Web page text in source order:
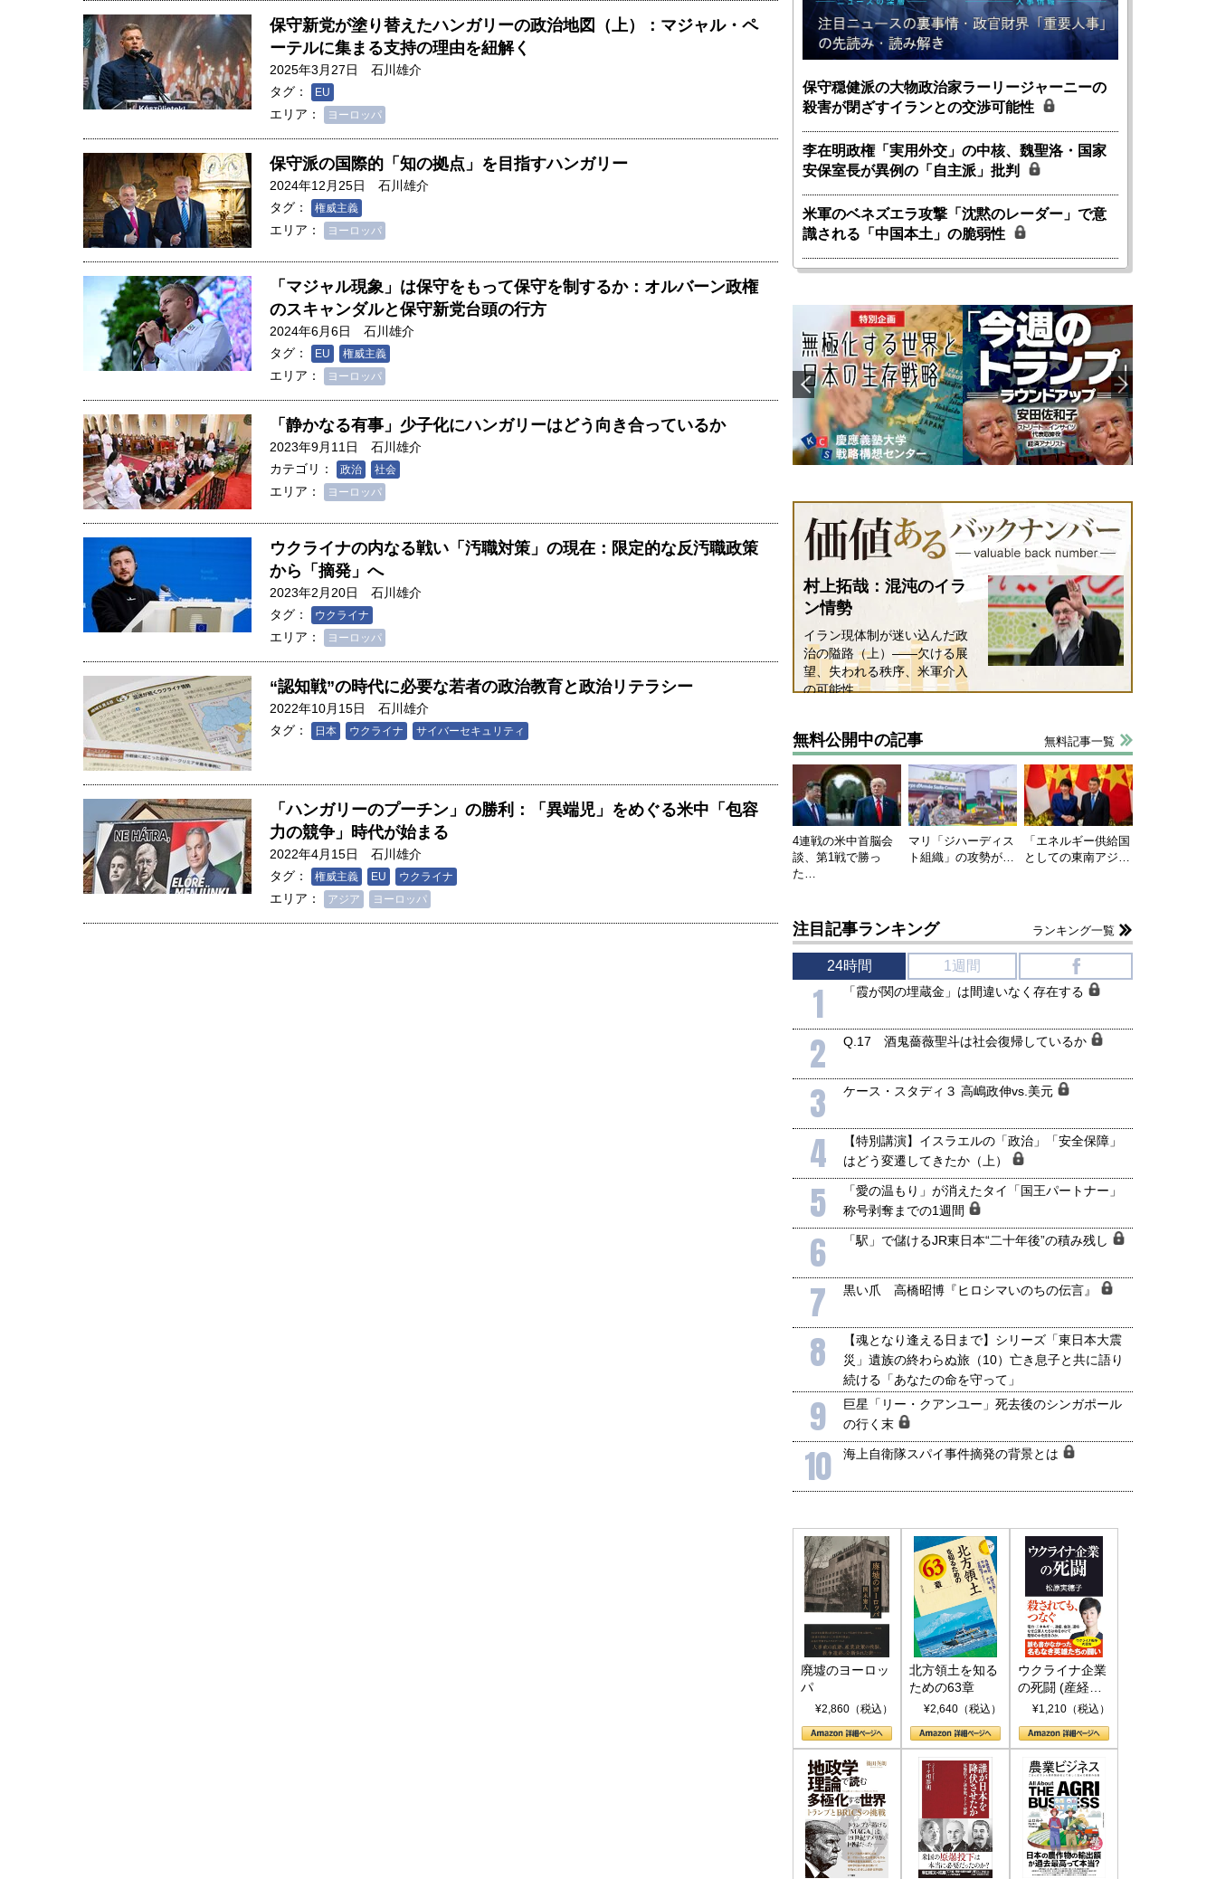
保守新党が塗り替えたハンガリーの政治地図（上）：マジャル・ペ
ーテルに集まる支持の理由を紐解く
2025年3月27日
石川雄介
タグ：
EU
エリア： ヨーロッパ
保守派の国際的「知の拠点」を目指すハンガリー
2024年12月25日
石川雄介
タグ：
権威主義
エリア： ヨーロッパ
「マジャル現象」は保守をもって保守を制するか：オルバーン政権
のスキャンダルと保守新党台頭の行方
2024年6月6日
石川雄介
タグ：
EU 権威主義
エリア： ヨーロッパ
「静かなる有事」少子化にハンガリーはどう向き合っているか
2023年9月11日
石川雄介
カテゴリ：
政治 社会
エリア： ヨーロッパ
ウクライナの内なる戦い「汚職対策」の現在：限定的な反汚職政策
から「摘発」へ
2023年2月20日
石川雄介
タグ：
ウクライナ
エリア： ヨーロッパ
“認知戦”の時代に必要な若者の政治教育と政治リテラシー
2022年10月15日
石川雄介
タグ：
日本 ウクライナ サイバーセキュリティ
「ハンガリーのプーチン」の勝利：「異端児」をめぐる米中「包容
力の競争」時代が始まる
2022年4月15日
石川雄介
タグ：
権威主義 EU ウクライナ
エリア： アジア ヨーロッパ
保守穏健派の大物政治家ラーリージャーニーの
殺害が閉ざすイランとの交渉可能性
李在明政権「実用外交」の中核、魏聖洛・国家
安保室長が異例の「自主派」批判
米軍のベネズエラ攻撃「沈黙のレーダー」で意
識される「中国本土」の脆弱性
村上拓哉：混沌のイラ
ン情勢
イラン現体制が迷い込んだ政
治の隘路（上）――欠ける展
望、失われる秩序、米軍介入
の可能性
無料公開中の記事 無料記事一覧
4連戦の米中首脳会
談、第1戦で勝っ
た…
マリ「ジハーディス
ト組織」の攻勢が…
「エネルギー供給国
としての東南アジ…
注目記事ランキング ランキング一覧
24時間 1週間
1 「霞が関の埋蔵金」は間違いなく存在する
2 Q.17 酒鬼薔薇聖斗は社会復帰しているか
3 ケース・スタディ３ 高嶋政伸vs.美元
4
【特別講演】イスラエルの「政治」「安全保障」
はどう変遷してきたか（上）
5
「愛の温もり」が消えたタイ「国王パートナー」
称号剥奪までの1週間
6 「駅」で儲けるJR東日本“二十年後”の積み残し
7 黒い爪 高橋昭博『ヒロシマいのちの伝言』
8
【魂となり逢える日まで】シリーズ「東日本大震
災」遺族の終わらぬ旅（10）亡き息子と共に語り
続ける「あなたの命を守って」
9
巨星「リー・クアンユー」死去後のシンガポール
の行く末
10 海上自衛隊スパイ事件摘発の背景とは
廃墟のヨーロッ
パ
¥2,860（税込）
北方領土を知る
ための63章
¥2,640（税込）
ウクライナ企業
の死闘 (産経セ
レクト S 039)
¥1,210（税込）